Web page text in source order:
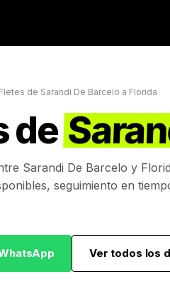
Fletes de Sarandi De Barcelo a Florida
de
Sarandi De Barcelo y
seguimiento en
Ver todos los